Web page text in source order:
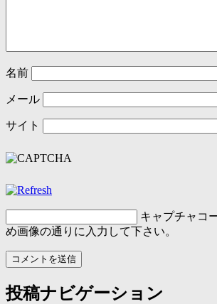
名前
メール
サイト
キャプチャコ
め画像の通りに入力して下さい。
投稿ナビゲーション